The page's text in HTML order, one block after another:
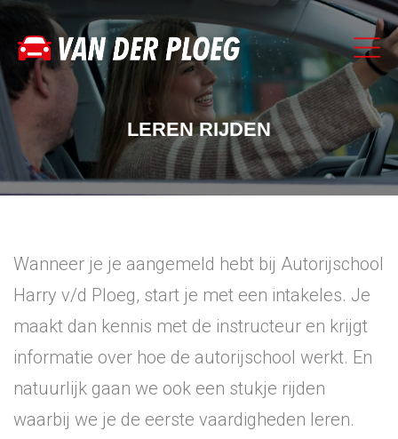
LEREN RIJDEN
Wanneer je je aangemeld hebt bij Autorijschool
Harry v/d Ploeg, start je met een intakeles. Je
maakt dan kennis met de instructeur en krijgt
informatie over hoe de autorijschool werkt. En
natuurlijk gaan we ook een stukje rijden
waarbij we je de eerste vaardigheden leren.